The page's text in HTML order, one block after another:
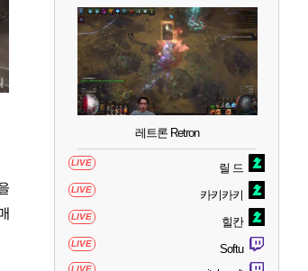
레트론 Retron
LIVE 릴 드
LIVE 카키카키
LIVE 힐칸
LIVE Softu
LIVE